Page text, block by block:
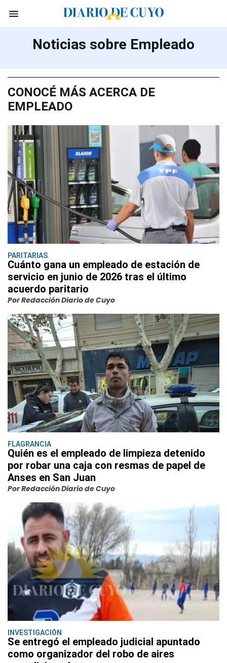
Noticias sobre Empleado
CONOCÉ MÁS ACERCA DE
EMPLEADO
PARITARIAS
Cuánto gana un empleado de estación de
servicio en junio de 2026 tras el último
acuerdo paritario
Por Redacción Diario de Cuyo
FLAGRANCIA
Quién es el empleado de limpieza detenido
por robar una caja con resmas de papel de
Anses en San Juan
Por Redacción Diario de Cuyo
INVESTIGACIÓN
Se entregó el empleado judicial apuntado
como organizador del robo de aires